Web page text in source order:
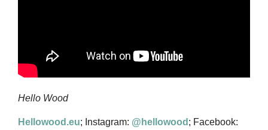
Hello Wood
Hellowood.eu; Instagram: @hellowood ; Facebook: